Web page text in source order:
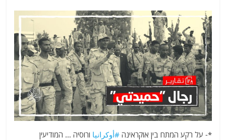
*- על רקע המתח בין אוקראינה#أوكرانيا ורוסיה … המודיעין